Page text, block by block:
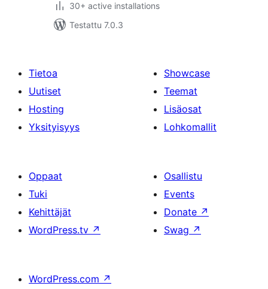
30+ active installations
Testattu 7.0.3
Tietoa
Uutiset
Hosting
Yksityisyys
Showcase
Teemat
Lisäosat
Lohkomallit
Oppaat
Tuki
Kehittäjät
WordPress.tv ↗
Osallistu
Events
Donate ↗
Swag ↗
WordPress.com ↗